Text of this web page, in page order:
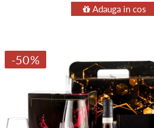
Adauga in cos
-50%